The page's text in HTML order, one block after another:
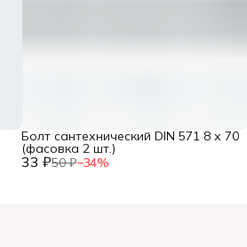
33 ₽50 ₽−34%
Болт сантехнический DIN 571 8 х 70
(фасовка 2 шт.)